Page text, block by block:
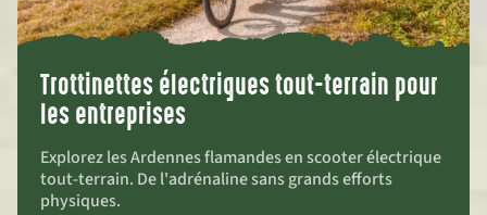
Trottinettes électriques tout-terrain pour
les entreprises
Explorez les Ardennes flamandes en scooter électrique
tout-terrain. De l'adrénaline sans grands efforts
physiques.